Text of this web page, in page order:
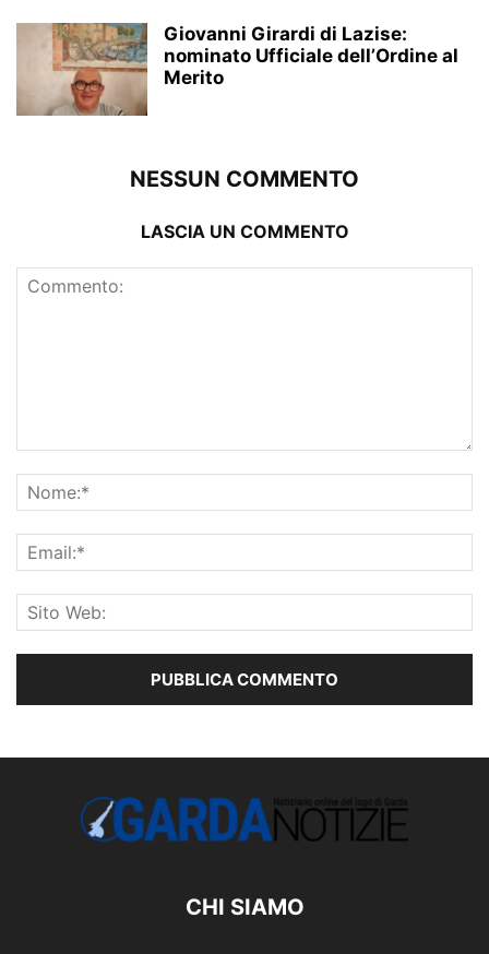
Giovanni Girardi di Lazise:
nominato Ufficiale dell’Ordine al
Merito
NESSUN COMMENTO
LASCIA UN COMMENTO
CHI SIAMO